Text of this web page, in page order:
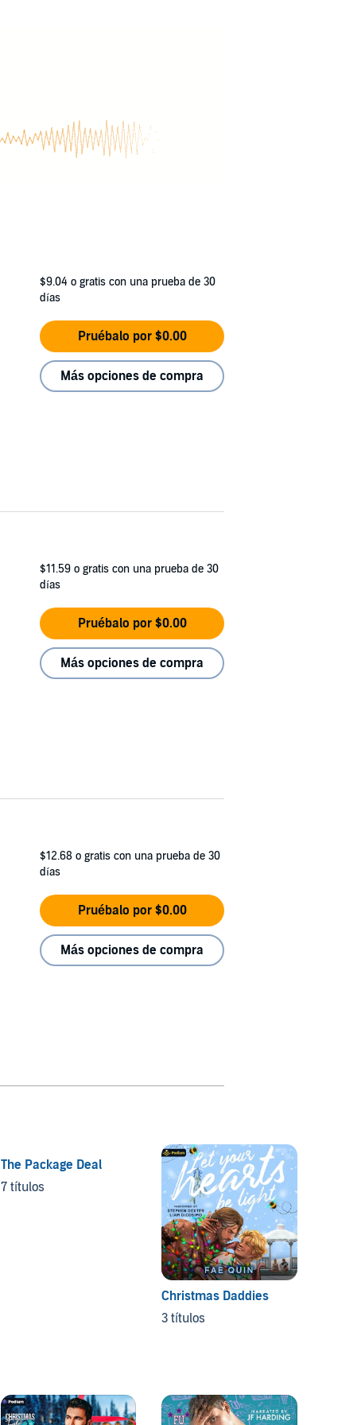
$9.04 o gratis con una prueba de 30
días
Pruébalo por $0.00
Más opciones de compra
$11.59 o gratis con una prueba de 30
días
Pruébalo por $0.00
Más opciones de compra
$12.68 o gratis con una prueba de 30
días
Pruébalo por $0.00
Más opciones de compra
The Package Deal
7 títulos
Christmas Daddies
3 títulos